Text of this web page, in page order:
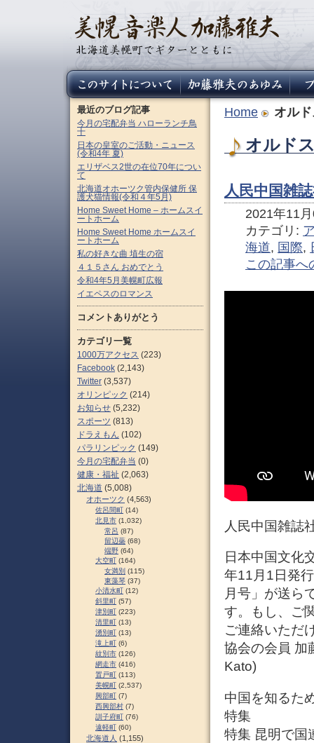
Home オル
オルド
人民中国雑
2021年11
カテゴリ:
海道, 国際,
この記事へ
人民中国雑誌
日本中国文化
年11月1日発
月号」が送ら
す。もし、ご
ご連絡いただ
協会の会員 加
Kato)
中国を知るた
特集
特集 昆明で国
最近のブログ記事
今月の宅配弁当 ハローランチ鳥
十
日本の皇室のご活動・ニュース
(令和4年 夏)
エリザベス2世の在位70年につい
て
北海道オホーツク管内保健所 保
護犬猫情報(令和４年5月)
Home Sweet Home – ホームスイ
ートホーム
Home Sweet Home ホームスイ
ートホーム
私の好きな曲 埴生の宿
４１５さん おめでとう
令和4年5月美幌町広報
イエペスのロマンス
コメントありがとう
カテゴリ一覧
1000万アクセス (223)
Facebook (2,143)
Twitter (3,537)
オリンピック (214)
お知らせ (5,232)
スポーツ (813)
ドラえもん (102)
パラリンピック (149)
今月の宅配弁当 (0)
健康・福祉 (2,063)
北海道 (5,008)
オホーツク (4,563)
佐呂間町 (14)
北見市 (1,032)
常呂 (87)
留辺蘂 (68)
端野 (64)
大空町 (164)
女満別 (115)
東藻琴 (37)
小清水町 (12)
斜里町 (57)
津別町 (223)
清里町 (13)
湧別町 (13)
滝上町 (6)
紋別市 (126)
網走市 (416)
置戸町 (113)
美幌町 (2,537)
興部町 (7)
西興部村 (7)
訓子府町 (76)
遠軽町 (60)
北海道人 (1,155)